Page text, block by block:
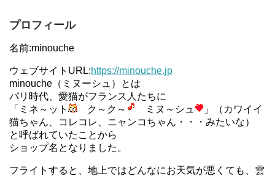
プロフィール
名前:minouche
ウェブサイトURL:https://minouche.jp
minouche（ミヌーシュ）とは
パリ時代、愛猫がフランス人たちに
「ミネ～ット
ク～ク～ ミヌ～シュ
」（カワイイ
猫ちゃん、コレコレ、ニャンコちゃん・・・みたいな）
と呼ばれていたことから
ショップ名となりました。
フライトすると、地上ではどんなにお天気が悪くても、雲